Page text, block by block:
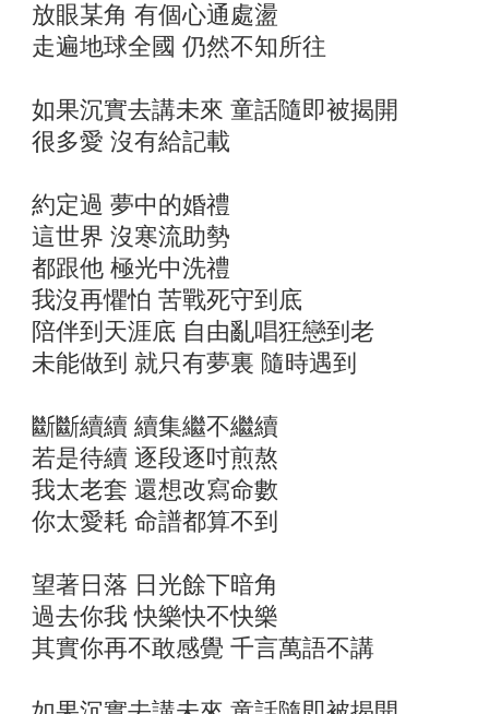
放眼某角 有個心通處盪
走遍地球全國 仍然不知所往
如果沉實去講未來 童話隨即被揭開
很多愛 沒有給記載
約定過 夢中的婚禮
這世界 沒寒流助勢
都跟他 極光中洗禮
我沒再懼怕 苦戰死守到底
陪伴到天涯底 自由亂唱狂戀到老
未能做到 就只有夢裏 隨時遇到
斷斷續續 續集繼不繼續
若是待續 逐段逐吋煎熬
我太老套 還想改寫命數
你太愛耗 命譜都算不到
望著日落 日光餘下暗角
過去你我 快樂快不快樂
其實你再不敢感覺 千言萬語不講